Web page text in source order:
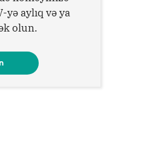
yə aylıq və ya
olun.